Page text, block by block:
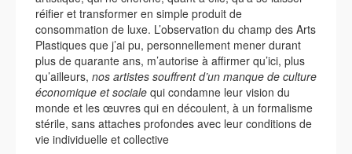
réifier et transformer en simple produit de
consommation de luxe. L’observation du champ des Arts
Plastiques que j’ai pu, personnellement mener durant
plus de quarante ans, m’autorise à affirmer qu’ici, plus
qu’ailleurs, nos artistes souffrent d’un manque de culture
économique et sociale qui condamne leur vision du
monde et les œuvres qui en découlent, à un formalisme
stérile, sans attaches profondes avec leur conditions de
vie individuelle et collective